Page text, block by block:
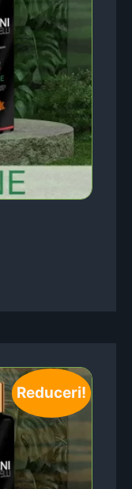
Reduceri!